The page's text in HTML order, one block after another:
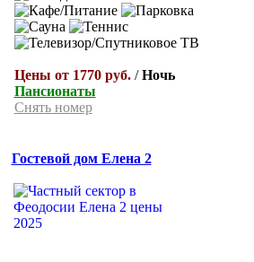
Цены от 1770 руб./Ночь
Пансионаты
Снять номер
Гостевой дом Елена 2